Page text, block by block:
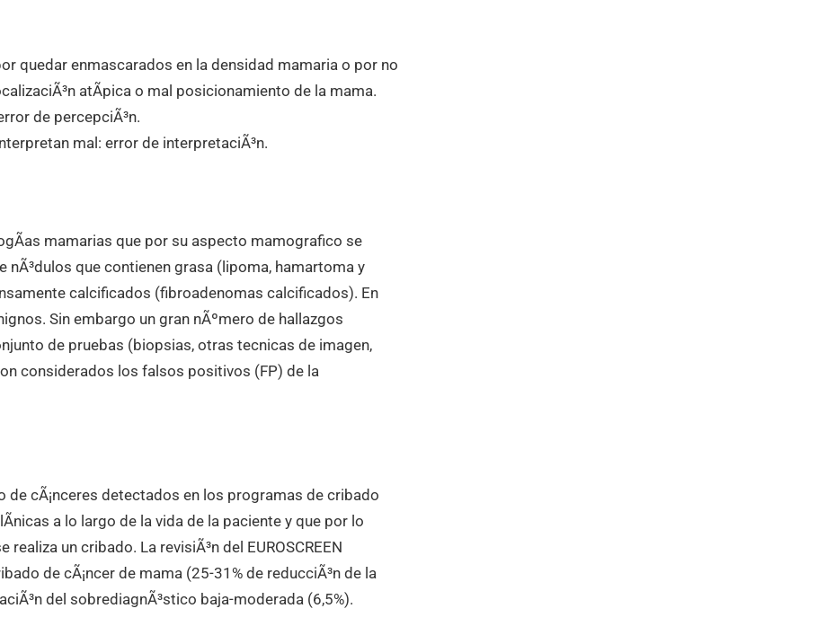
quedar enmascarados en la densidad mamaria o por no
atÃ­pica o mal posicionamiento de la mama.
de percepciÃ³n.
mal: error de interpretaciÃ³n.
mamarias que por su aspecto mamografico se
nÃ³dulos que contienen grasa (lipoma, hamartoma y
calcificados (fibroadenomas calcificados). En
Sin embargo un gran nÃºmero de hallazgos
de pruebas (biopsias, otras tecnicas de imagen,
considerados los falsos positivos (FP) de la
de cÃ¡nceres detectados en los programas de cribado
a lo largo de la vida de la paciente y que por lo
un cribado. La revisiÃ³n del EUROSCREEN
de cÃ¡ncer de mama (25-31% de reducciÃ³n de la
del sobrediagnÃ³stico baja-moderada (6,5%).